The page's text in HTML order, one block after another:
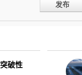
发布
破性